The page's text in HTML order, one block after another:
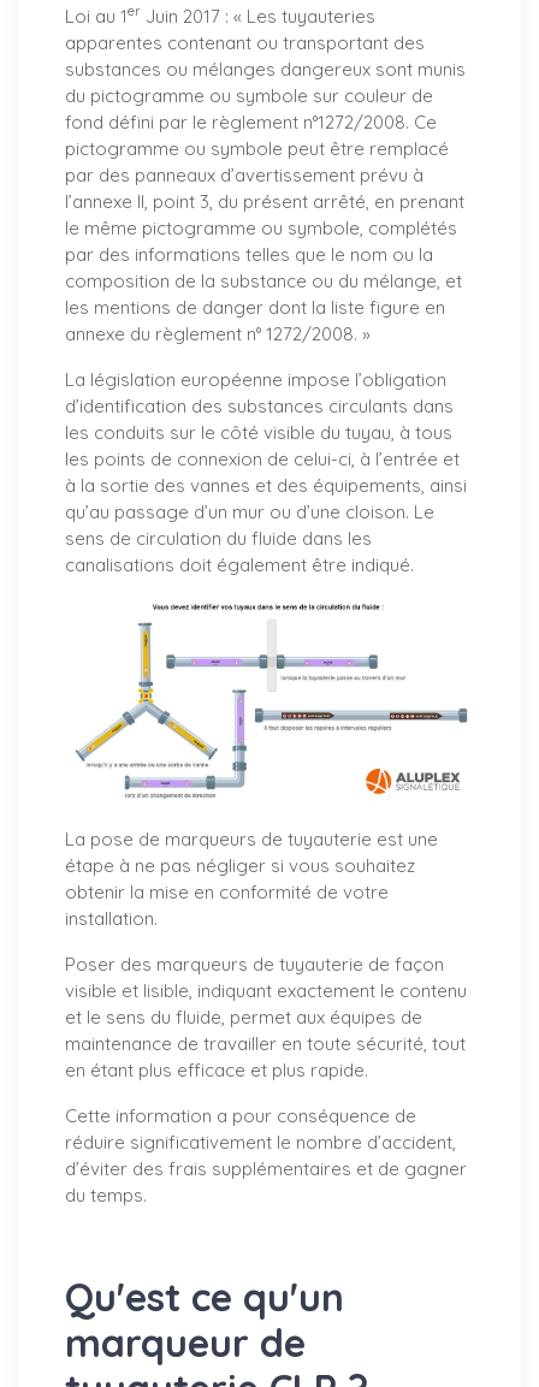
Loi au 1er Juin 2017 : « Les tuyauteries
apparentes contenant ou transportant des
substances ou mélanges dangereux sont munis
du pictogramme ou symbole sur couleur de
fond défini par le règlement n°1272/2008. Ce
pictogramme ou symbole peut être remplacé
par des panneaux d’avertissement prévu à
l’annexe II, point 3, du présent arrêté, en prenant
le même pictogramme ou symbole, complétés
par des informations telles que le nom ou la
composition de la substance ou du mélange, et
les mentions de danger dont la liste figure en
annexe du règlement n° 1272/2008. »
La législation européenne impose l’obligation
d’identification des substances circulants dans
les conduits sur le côté visible du tuyau, à tous
les points de connexion de celui-ci, à l’entrée et
à la sortie des vannes et des équipements, ainsi
qu’au passage d’un mur ou d’une cloison. Le
sens de circulation du fluide dans les
canalisations doit également être indiqué.
La pose de marqueurs de tuyauterie est une
étape à ne pas négliger si vous souhaitez
obtenir la mise en conformité de votre
installation.
Poser des marqueurs de tuyauterie de façon
visible et lisible, indiquant exactement le contenu
et le sens du fluide, permet aux équipes de
maintenance de travailler en toute sécurité, tout
en étant plus efficace et plus rapide.
Cette information a pour conséquence de
réduire significativement le nombre d’accident,
d’éviter des frais supplémentaires et de gagner
du temps.
Qu'est ce qu'un
marqueur de